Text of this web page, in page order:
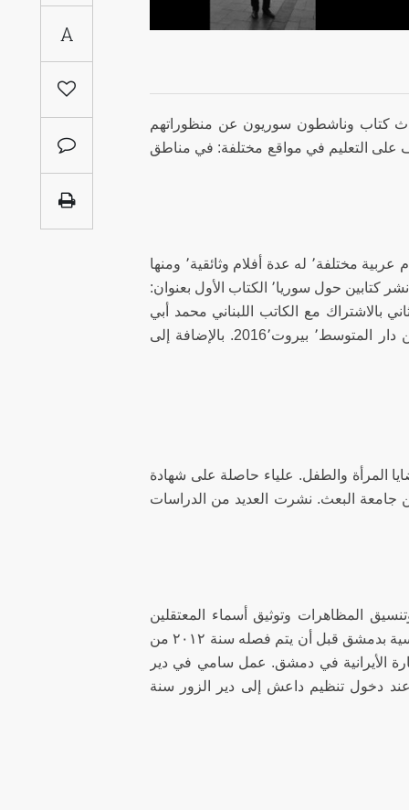
Saudi
Arabia
Turkey
Yemen
A
كتاب وناشطون سوريون عن منظوراتهم
على التعليم في مواقع مختلفة: في مناطق
كاتب وصحفي سوري٬ له العديد من التحقيقات الصحفية نشرت في وسائل اعلام عربية مختلفة٬ له عدة أفلام وثائقية٬ ومنها
فيلم "حكايات من شرق العاصمة" وعرض على قناة العربية في عام ٬2014 كما نشر كتابين حول سوريا٬ الكتاب الأول بعنوان:
الصادر عن دار الريس٬ بيرو٬ 2015 والكتاب الثاني بالاشتراك مع الكاتب اللبناني محمد أبي
سمرا٬ بعنوان: "مآسي حلب الثورة المغدورة ورسائل المحاصرين"٬ الصادر عن دار المتوسط٬ بيروت2016٬. بالإضافة إلى
المرأة والطفل. علياء حاصلة على شهادة
جامعة البعث. نشرت العديد من الدراسات
المظاهرات وتوثيق أسماء المعتقلين
وعضو لجان التنسيق المحلية في سوريا كان طالبا جامعا في كلية العلوم السياسية بدمشق قبل أن يتم فصله سنة ٢٠١٢ من
سلمي أمام السفارة الأيرانية في دمشق. عمل سامي في دير
عند دخول تنظيم داعش إلى دير الزور سنة